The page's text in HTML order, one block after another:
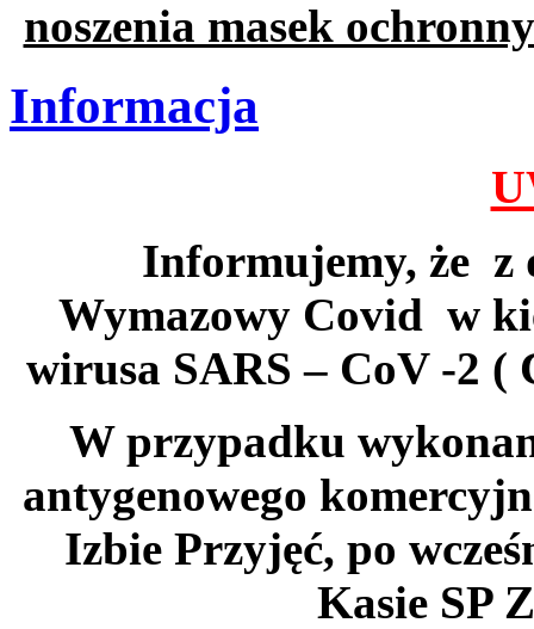
noszenia masek
Informacja
Informujemy, że z
Wymazowy Covid w
wirusa SARS – CoV -2 (
W przypadku
antygenowego
Izbie Przyjęć, po
Kasie SP